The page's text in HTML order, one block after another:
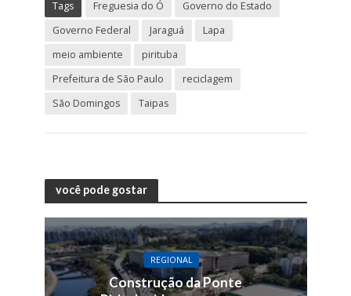
Tags Freguesia do Ó
Governo do Estado
Governo Federal
Jaraguá
Lapa
meio ambiente
pirituba
Prefeitura de São Paulo
reciclagem
São Domingos
Taipas
você pode gostar
REGIONAL
Construção da Ponte